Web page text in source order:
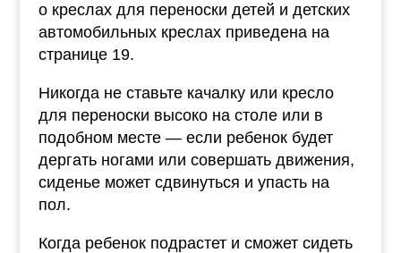
о креслах для переноски детей и детских
автомобильных креслах приведена на
странице 19.
Никогда не ставьте качалку или кресло
для переноски высоко на столе или в
подобном месте — если ребенок будет
дергать ногами или совершать движения,
сиденье может сдвинуться и упасть на
пол.
Когда ребенок подрастет и сможет сидеть